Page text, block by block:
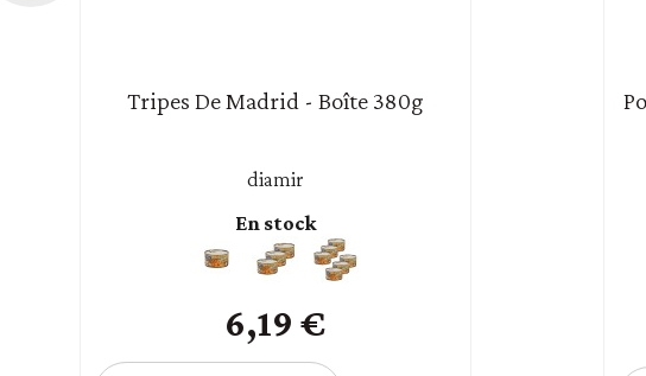
Tripes De Madrid - Boîte 380g
diamir
En stock
6,19 €